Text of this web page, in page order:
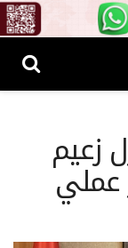
زعيم
عملي